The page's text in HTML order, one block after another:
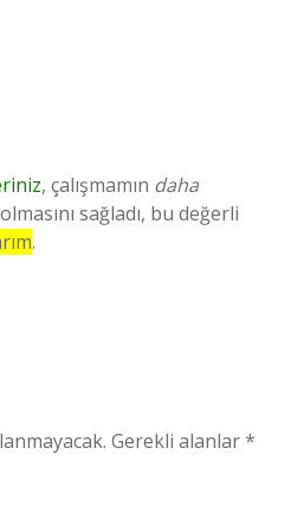
, çalışmamın daha
olmasını sağladı, bu değerli
.
Gerekli alanlar*